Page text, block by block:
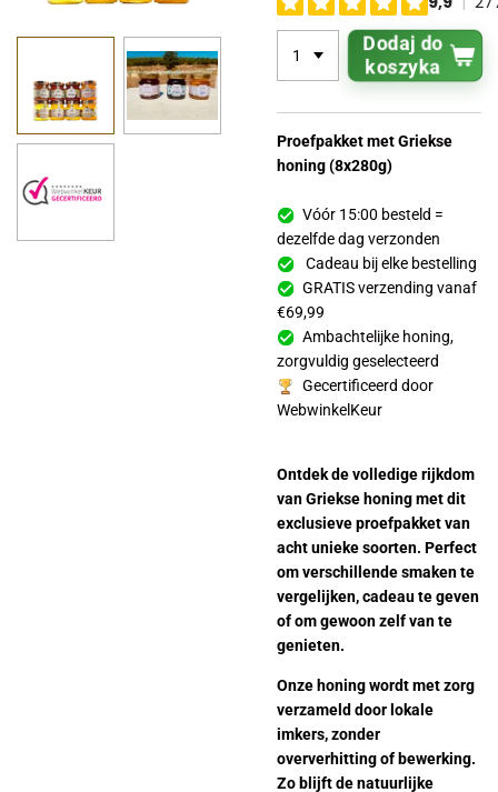
Dodaj do
koszyka
Proefpakket met Griekse
honing (8x280g)
Vóór 15:00 besteld =
dezelfde dag verzonden
Cadeau bij elke bestelling
GRATIS verzending vanaf
€69,99
Ambachtelijke honing,
zorgvuldig geselecteerd
Gecertificeerd door
WebwinkelKeur
Ontdek de volledige rijkdom
van Griekse honing met dit
exclusieve proefpakket van
acht unieke soorten. Perfect
om verschillende smaken te
vergelijken, cadeau te geven
of om gewoon zelf van te
genieten.
Onze honing wordt met zorg
verzameld door lokale
imkers, zonder
oververhitting of bewerking.
Zo blijft de natuurlijke